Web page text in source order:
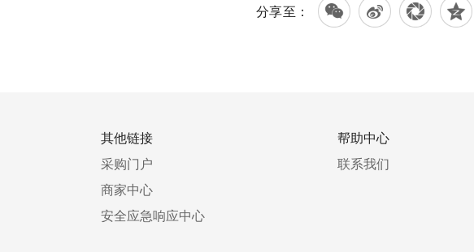
分享至：
其他链接
采购门户
商家中心
安全应急响应中心
帮助中心
联系我们